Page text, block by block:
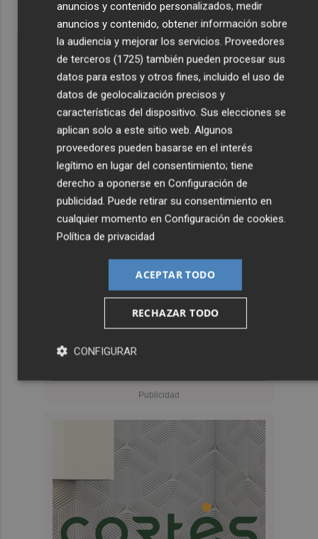
anuncios y contenido personalizados, medir
anuncios y contenido, obtener información sobre
la audiencia y mejorar los servicios. Proveedores
de terceros (1725) también pueden procesar sus
datos para estos y otros fines, incluido el uso de
datos de geolocalización precisos y
características del dispositivo. Sus elecciones se
aplican solo a este sitio web. Algunos
proveedores pueden basarse en el interés
legítimo en lugar del consentimiento; tiene
derecho a oponerse en Configuración de
publicidad. Puede retirar su consentimiento en
cualquier momento en Configuración de cookies.
Política de privacidad
ACEPTAR TODO
RECHAZAR TODO
CONFIGURAR